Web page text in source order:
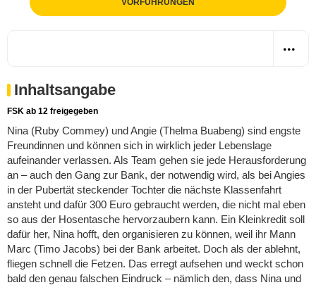
VORFÜHRUNGEN
Inhaltsangabe
FSK ab 12 freigegeben
Nina (Ruby Commey) und Angie (Thelma Buabeng) sind engste
Freundinnen und können sich in wirklich jeder Lebenslage
aufeinander verlassen. Als Team gehen sie jede Herausforderung
an – auch den Gang zur Bank, der notwendig wird, als bei Angies
in der Pubertät steckender Tochter die nächste Klassenfahrt
ansteht und dafür 300 Euro gebraucht werden, die nicht mal eben
so aus der Hosentasche hervorzaubern kann. Ein Kleinkredit soll
dafür her, Nina hofft, den organisieren zu können, weil ihr Mann
Marc (Timo Jacobs) bei der Bank arbeitet. Doch als der ablehnt,
fliegen schnell die Fetzen. Das erregt aufsehen und weckt schon
bald den genau falschen Eindruck – nämlich den, dass Nina und